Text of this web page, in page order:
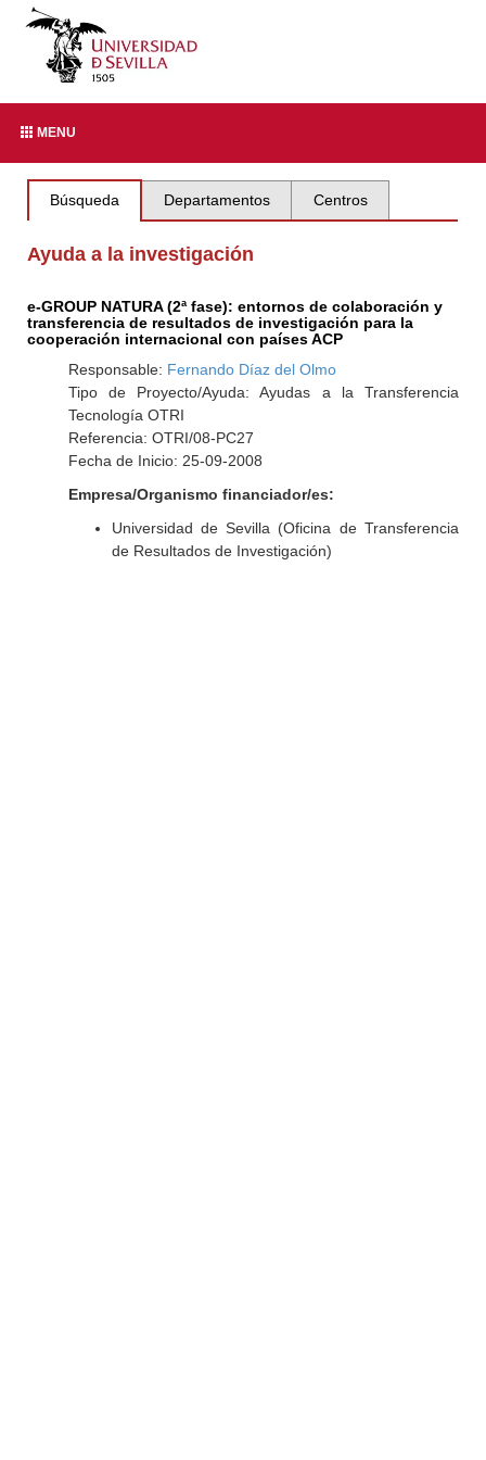
MENU
Búsqueda Departamentos Centros
Ayuda a la investigación
e-GROUP NATURA (2ª fase): entornos de colaboración y
transferencia de resultados de investigación para la
cooperación internacional con países ACP
Responsable: Fernando Díaz del Olmo
Tipo de Proyecto/Ayuda: Ayudas a la Transferencia
Tecnología OTRI
Referencia: OTRI/08-PC27
Fecha de Inicio: 25-09-2008
Empresa/Organismo financiador/es:
Universidad de Sevilla (Oficina de Transferencia
de Resultados de Investigación)